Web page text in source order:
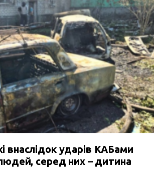
внаслідок ударів КАБами
серед них – дитина